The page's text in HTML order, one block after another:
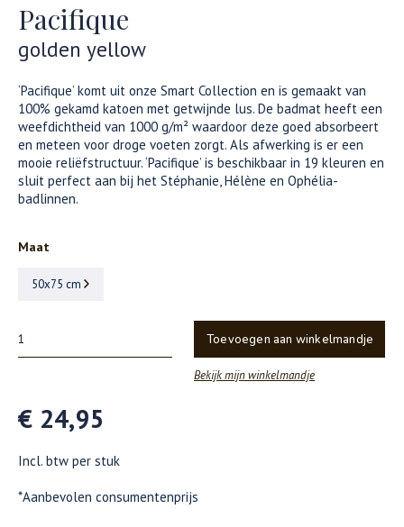
Pacifique
golden yellow
‘Pacifique’ komt uit onze Smart Collection en is gemaakt van
100% gekamd katoen met getwijnde lus. De badmat heeft een
weefdichtheid van 1000 g/m² waardoor deze goed absorbeert
en meteen voor droge voeten zorgt. Als afwerking is er een
mooie reliëfstructuur. ‘Pacifique’ is beschikbaar in 19 kleuren en
sluit perfect aan bij het Stéphanie, Hélène en Ophélia-
badlinnen.
Maat
50x75 cm
Toevoegen aan winkelmandje
Bekijk mijn winkelmandje
€ 24,95
Incl. btw per stuk
*Aanbevolen consumentenprijs